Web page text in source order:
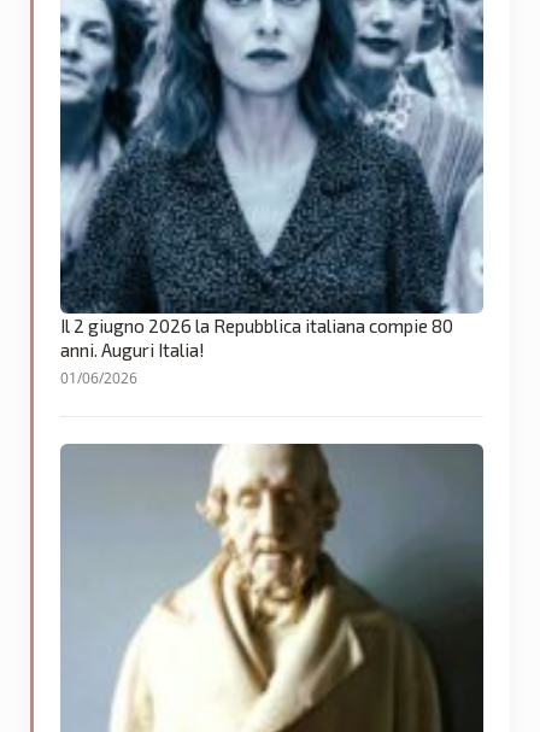
Il 2 giugno 2026 la Repubblica italiana compie 80
anni. Auguri Italia!
01/06/2026